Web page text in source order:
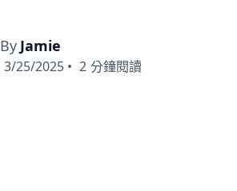
By Jamie
3/25/2025 • 2 分鐘閱讀